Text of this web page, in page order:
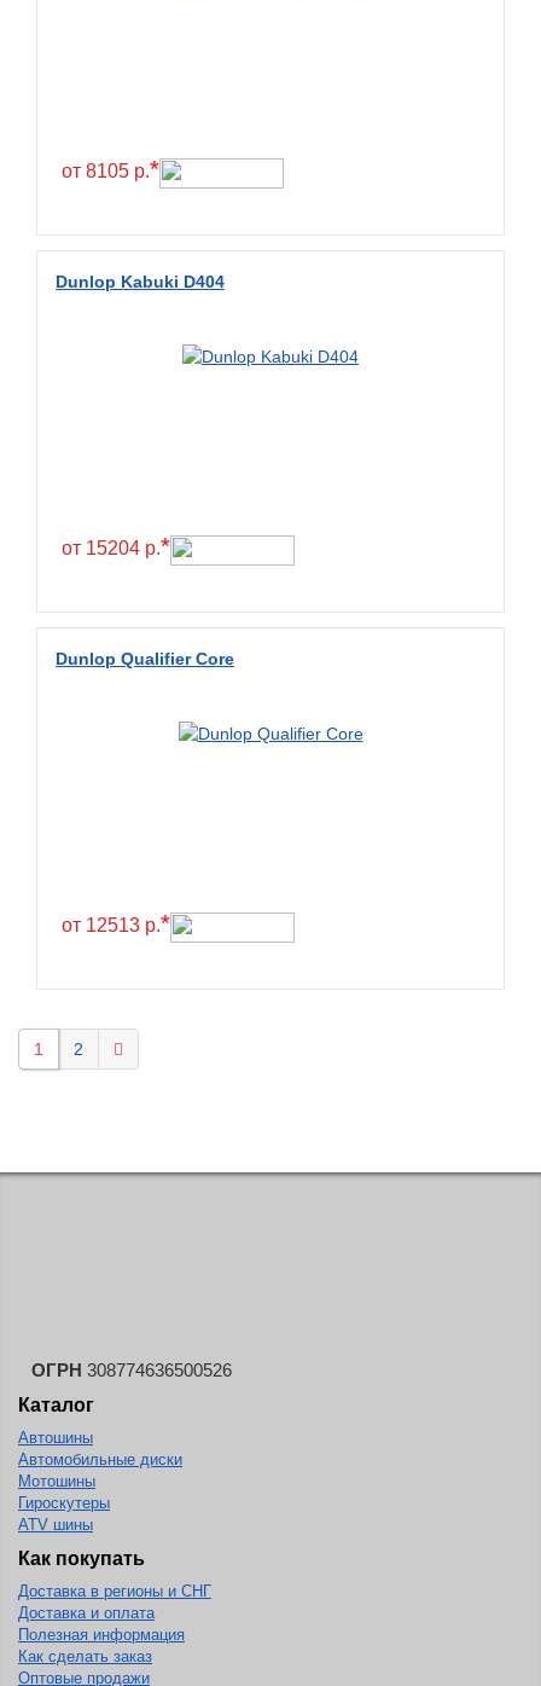
от 8105 р.*
Dunlop Kabuki D404
от 15204 р.*
Dunlop Qualifier Core
от 12513 р.*
1 2
ОГРН 308774636500526
Каталог
Автошины
Автомобильные диски
Мотошины
Гироскутеры
ATV шины
Как покупать
Доставка в регионы и СНГ
Доставка и оплата
Полезная информация
Как сделать заказ
Оптовые продажи